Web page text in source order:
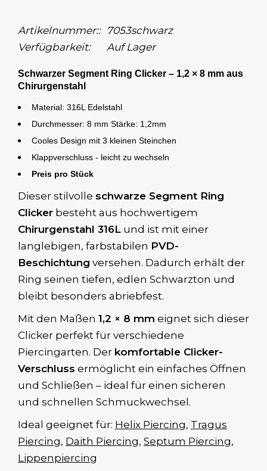
Artikelnummer:: 7053schwarz
Verfügbarkeit:
Auf Lager
Schwarzer Segment Ring Clicker – 1,2 × 8 mm aus
Chirurgenstahl
Material: 316L Edelstahl
Durchmesser: 8 mm Stärke: 1,2mm
Cooles Design mit 3 kleinen Steinchen
Klappverschluss - leicht zu wechseln
Preis pro Stück
Dieser stilvolle schwarze Segment Ring
Clicker besteht aus hochwertigem
Chirurgenstahl 316L und ist mit einer
langlebigen, farbstabilen PVD-
Beschichtung versehen. Dadurch erhält der
Ring seinen tiefen, edlen Schwarzton und
bleibt besonders abriebfest.
Mit den Maßen 1,2 × 8 mm eignet sich dieser
Clicker perfekt für verschiedene
Piercingarten. Der komfortable Clicker-
Verschluss ermöglicht ein einfaches Öffnen
und Schließen – ideal für einen sicheren
und schnellen Schmuckwechsel.
Ideal geeignet für: Helix Piercing, Tragus
Piercing, Daith Piercing, Septum Piercing,
Lippenpiercing